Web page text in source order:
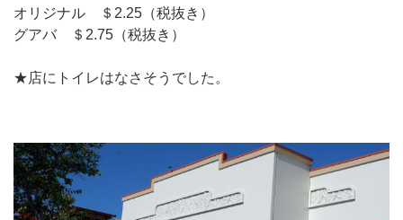
オリジナル ＄2.25（税抜き）
グアバ ＄2.75（税抜き）
★店にトイレはなさそうでした。